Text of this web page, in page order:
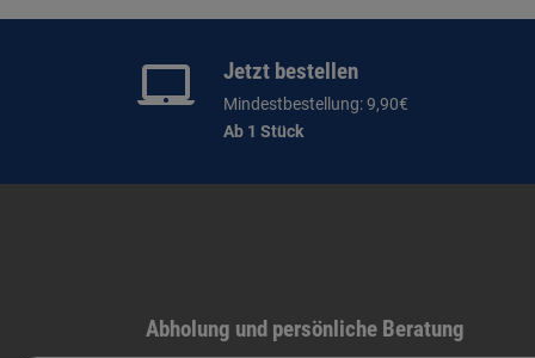
Jetzt bestellen
Mindestbestellung: 9,90€
Ab 1 Stück
Abholung und persönliche Beratung